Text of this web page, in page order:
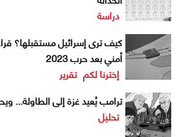
دراسة
كيف ترى إسرائيل مستقبلها؟
أمني بعد حرب 2023
إخترنا لكم تقرير
ترامب يُعيد غزة إلى الطاولة...
تحليل